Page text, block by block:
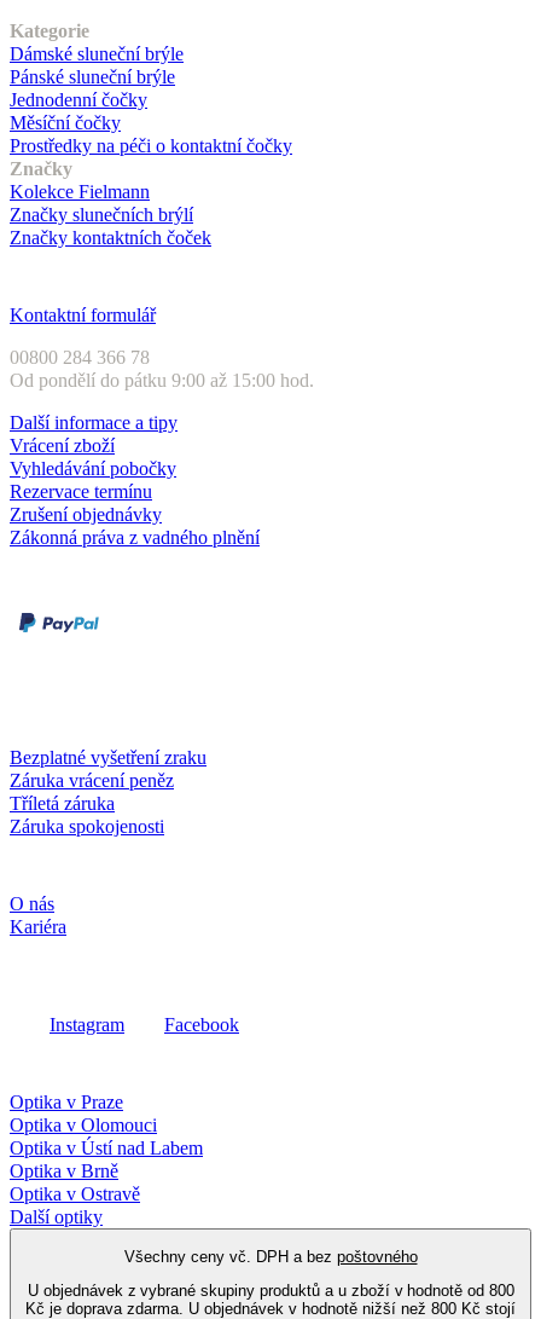
Kategorie
Dámské sluneční brýle
Pánské sluneční brýle
Jednodenní čočky
Měsíční čočky
Prostředky na péči o kontaktní čočky
Značky
Kolekce Fielmann
Značky slunečních brýlí
Značky kontaktních čoček
Kontaktní formulář
00800 284 366 78
Od pondělí do pátku 9:00 až 15:00 hod.
Další informace a tipy
Vrácení zboží
Vyhledávání pobočky
Rezervace termínu
Zrušení objednávky
Zákonná práva z vadného plnění
Bezplatné vyšetření zraku
Záruka vrácení peněz
Tříletá záruka
Záruka spokojenosti
O nás
Kariéra
Instagram Facebook
Optika v Praze
Optika v Olomouci
Optika v Ústí nad Labem
Optika v Brně
Optika v Ostravě
Další optiky
Všechny ceny vč. DPH a bez poštovného
U objednávek z vybrané skupiny produktů a u zboží v hodnotě od 800
Kč je doprava zdarma. U objednávek v hodnotě nižší než 800 Kč stojí